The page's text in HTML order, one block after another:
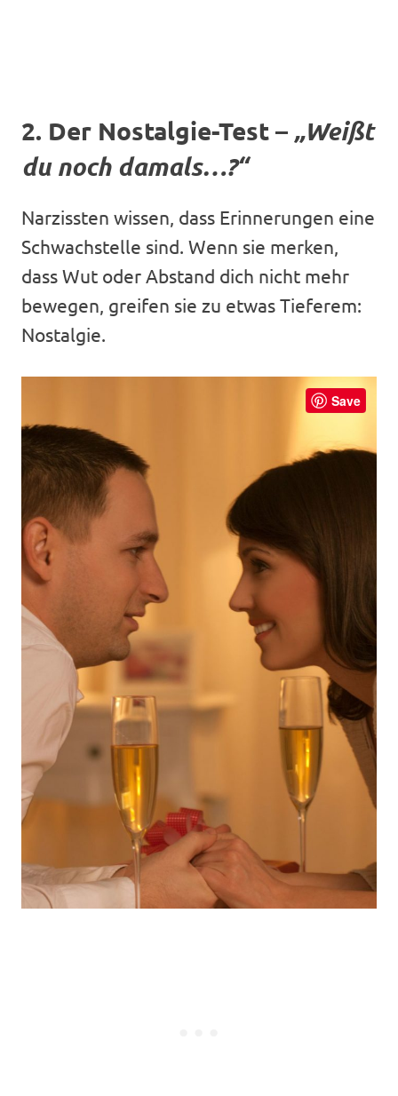
2. Der Nostalgie-Test – „Weißt
du noch damals…?“
Narzissten wissen, dass Erinnerungen eine
Schwachstelle sind. Wenn sie merken,
dass Wut oder Abstand dich nicht mehr
bewegen, greifen sie zu etwas Tieferem:
Nostalgie.
Save